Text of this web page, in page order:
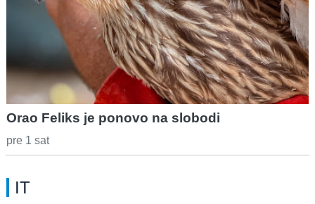
Orao Feliks je ponovo na slobodi
pre 1 sat
IT